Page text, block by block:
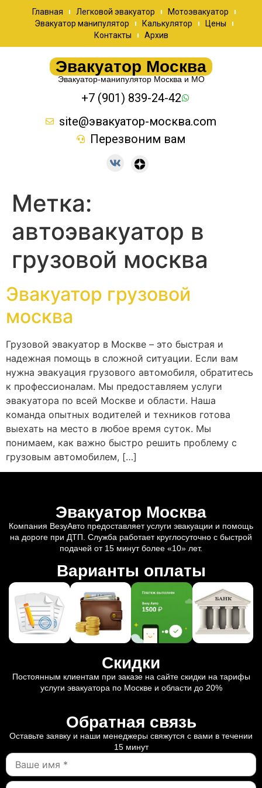
Главная Легковой эвакуатор
Мотоэвакуатор
Эвакуатор манипулятор
Калькулятор
Цены
Контакты
Архив
Эвакуатор Москва
Эвакуатор-манипулятор Москва и МО
+7 (901) 839-24-42
site@эвакуатор-москва.com
Перезвоним вам
Метка:
автоэвакуатор в
грузовой москва
Эвакуатор грузовой
москва
Грузовой эвакуатор в Москве – это быстрая и
надежная помощь в сложной ситуации. Если вам
нужна эвакуация грузового автомобиля, обратитесь
к профессионалам. Мы предоставляем услуги
эвакуатора по всей Москве и области. Наша
команда опытных водителей и техников готова
выехать на место в любое время суток. Мы
понимаем, как важно быстро решить проблему с
грузовым автомобилем, […]
Эвакуатор Москва
Компания ВезуАвто предоставляет услуги эвакуации и помощь
на дороге при ДТП. Служба работает круглосуточно с быстрой
подачей от 15 минут более «10» лет.
Варианты оплаты
Скидки
Постоянным клиентам при заказе на сайте скидки на тарифы
услуги эвакуатора по Москве и области до 20%
Обратная связь
Оставьте заявку и наши менеджеры свяжутся с вами в течении
15 минут